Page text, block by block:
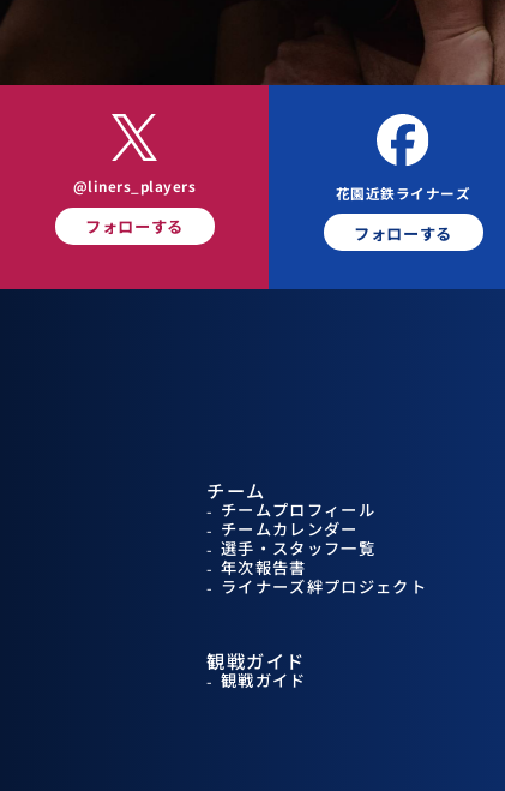
@liners_players
フォローする
花園近鉄ライナーズ
フォローする
チーム
チームプロフィール
チームカレンダー
選手・スタッフ一覧
年次報告書
ライナーズ絆プロジェクト
観戦ガイド
観戦ガイド